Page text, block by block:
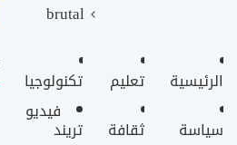
brutal
الرئيسية
سياسة
تعليم
ثقافة
تكنولوجيا
فيديو
تريند